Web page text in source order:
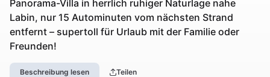
Panorama-Villa in herrlich ruhiger Naturlage nahe
Labin, nur 15 Autominuten vom nächsten Strand
entfernt – supertoll für Urlaub mit der Familie oder
Freunden!
Beschreibung lesen Teilen